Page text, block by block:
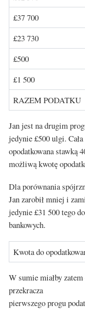
£37 700
£23 730
£500
£1 500
RAZEM PODATKU
Jan jest na drugim
jedynie £500 ulgi.
opodatkowana stawką
możliwą kwotę
Dla porównania
Jan zarobił mniej i
jedynie £31 500 tego
bankowych.
Kwota do
W sumie miałby
przekracza
pierwszego progu